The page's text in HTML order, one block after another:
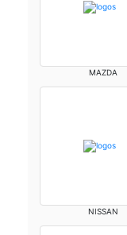
MAZDA
NISSAN